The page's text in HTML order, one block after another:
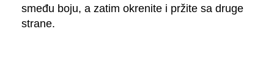
smeđu boju, a zatim okrenite i pržite sa druge
strane.